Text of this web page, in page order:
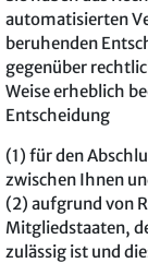
automatisierten
beruhenden
gegenüber
Weise erheblich
Entscheidung
(1) für den
zwischen Ihnen
(2) aufgrund von
Mitgliedstaaten,
zulässig ist und